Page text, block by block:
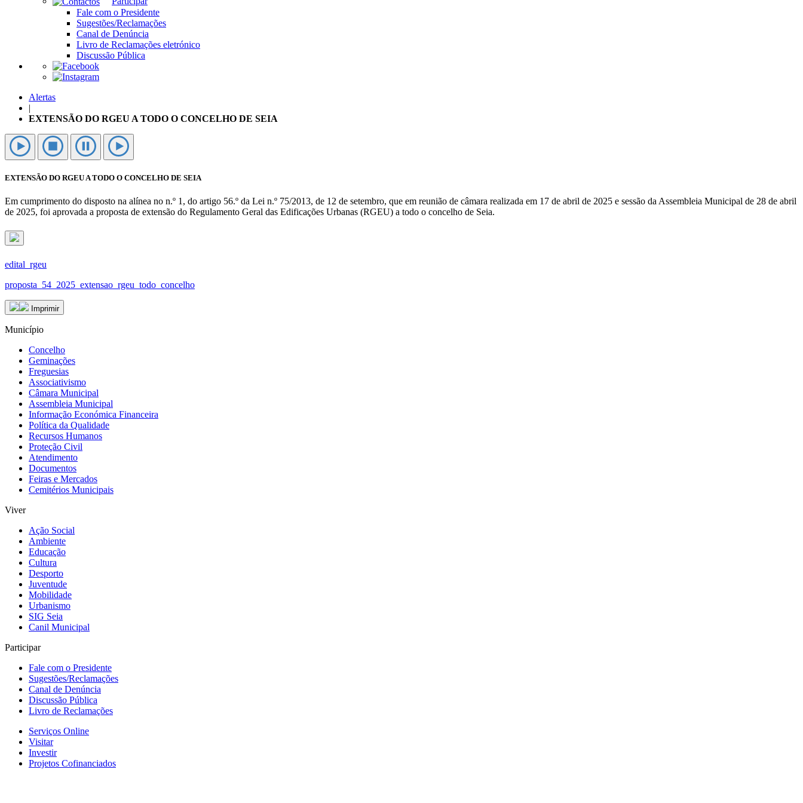
Fale com o Presidente
Sugestões/Reclamações
Canal de Denúncia
Livro de Reclamações eletrónico
Discussão Pública
Alertas
|
EXTENSÃO DO RGEU A TODO O CONCELHO DE SEIA
EXTENSÃO DO RGEU A TODO O CONCELHO DE SEIA
Em cumprimento do disposto na alínea no n.º 1, do artigo 56.º da Lei n.º 75/2013, de 12 de setembro, que em reunião de câmara realizada em 17 de abril de 2025 e sessão da Assembleia Municipal de 28 de abril
de 2025, foi aprovada a proposta de extensão do Regulamento Geral das Edificações Urbanas (RGEU) a todo o concelho de Seia.
edital_rgeu
proposta_54_2025_extensao_rgeu_todo_concelho
Imprimir
Município
Concelho
Geminações
Freguesias
Associativismo
Câmara Municipal
Assembleia Municipal
Informação Económica Financeira
Política da Qualidade
Recursos Humanos
Proteção Civil
Atendimento
Documentos
Feiras e Mercados
Cemitérios Municipais
Viver
Ação Social
Ambiente
Educação
Cultura
Desporto
Juventude
Mobilidade
Urbanismo
SIG Seia
Canil Municipal
Participar
Fale com o Presidente
Sugestões/Reclamações
Canal de Denúncia
Discussão Pública
Livro de Reclamações
Serviços Online
Visitar
Investir
Projetos Cofinanciados